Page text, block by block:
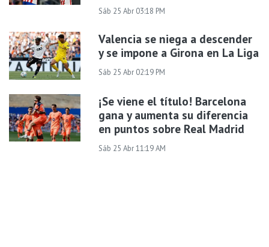
Sáb 25 Abr 03:18 PM
Valencia se niega a descender
y se impone a Girona en La Liga
Sáb 25 Abr 02:19 PM
¡Se viene el título! Barcelona
gana y aumenta su diferencia
en puntos sobre Real Madrid
Sáb 25 Abr 11:19 AM